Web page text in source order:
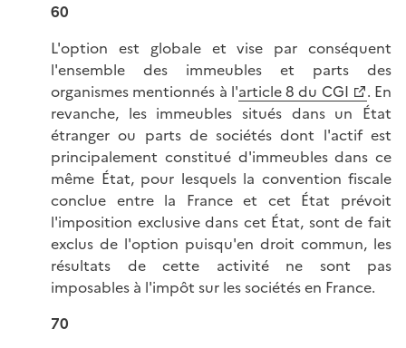
60
L'option est globale et vise par conséquent
l'ensemble des immeubles et parts des
organismes mentionnés à l'article 8 du CGI
. En
revanche, les immeubles situés dans un État
étranger ou parts de sociétés dont l'actif est
principalement constitué d'immeubles dans ce
même État, pour lesquels la convention fiscale
conclue entre la France et cet État prévoit
l'imposition exclusive dans cet État, sont de fait
exclus de l'option puisqu'en droit commun, les
résultats de cette activité ne sont pas
imposables à l'impôt sur les sociétés en France.
70